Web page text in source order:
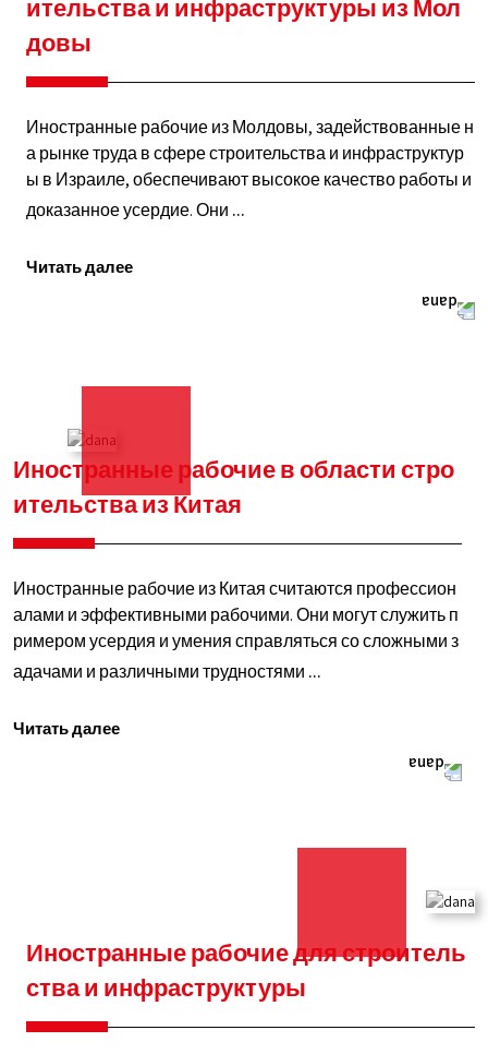
ительства и инфраструктуры из Мол
довы
Иностранные рабочие из Молдовы, задействованные н
а рынке труда в сфере строительства и инфраструктур
ы в Израиле, обеспечивают высокое качество работы и
доказанное усердие. Они ...
Читать далее
Иностранные рабочие в области стро
ительства из Китая
Иностранные рабочие из Китая считаются профессион
алами и эффективными рабочими. Они могут служить п
римером усердия и умения справляться со сложными з
адачами и различными трудностями ...
из
Читать далее
Иностранные рабочие для строитель
ства и инфраструктуры